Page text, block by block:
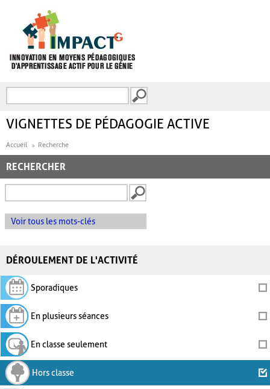
FORMULAIRE DE
VIGNETTES DE PÉDAGOGIE ACTIVE
Accueil Recherche
RECHERCHER
Voir tous les mots-clés
DÉROULEMENT DE L'ACTIVITÉ
Sporadiques
En plusieurs séances
En classe seulement
Hors classe